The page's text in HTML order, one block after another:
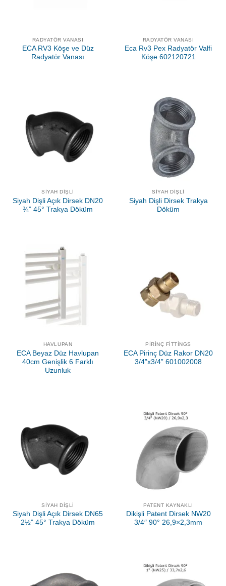
RADYATÖR VANASI
ECA RV3 Köşe ve Düz
Radyatör Vanası
RADYATÖR VANASI
Eca Rv3 Pex Radyatör Valfi
Köşe 602120721
SIYAH DIŞLI
Siyah Dişli Açık Dirsek DN20
¾” 45° Trakya Döküm
SIYAH DIŞLI
Siyah Dişli Dirsek Trakya
Döküm
HAVLUPAN
ECA Beyaz Düz Havlupan
40cm Genişlik 6 Farklı
Uzunluk
PIRINÇ FITTINGS
ECA Pirinç Düz Rakor DN20
3/4”x3/4” 601002008
SIYAH DIŞLI
Siyah Dişli Açık Dirsek DN65
2½” 45° Trakya Döküm
PATENT KAYNAKLI
Dikişli Patent Dirsek NW20
3/4″ 90° 26,9×2,3mm